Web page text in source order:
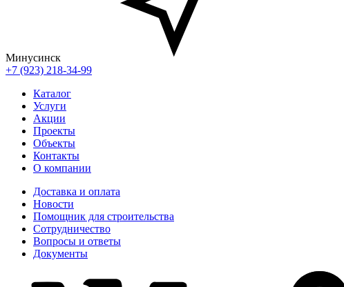
Минусинск
+7 (923) 218-34-99
Каталог
Услуги
Акции
Проекты
Объекты
Контакты
О компании
Доставка и оплата
Новости
Помощник для строительства
Сотрудничество
Вопросы и ответы
Документы